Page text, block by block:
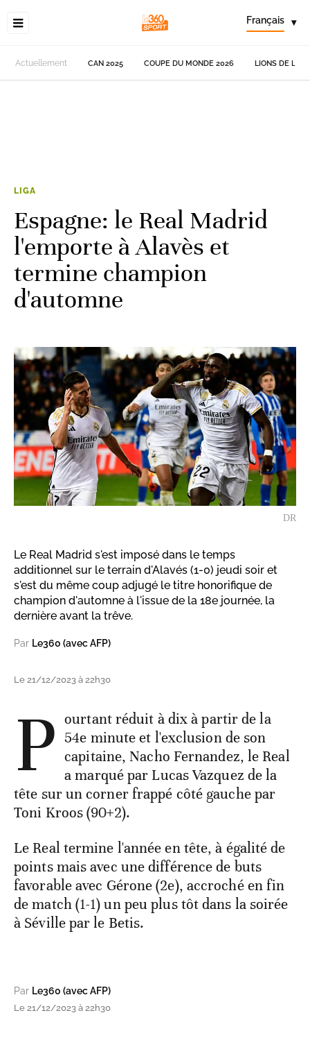
Français ▾
Actuellement CAN 2025 COUPE DU MONDE 2026 LIONS DE
LIGA
Espagne: le Real Madrid
l'emporte à Alavès et
termine champion
d'automne
DR
Le Real Madrid s'est imposé dans le temps
additionnel sur le terrain d'Alavés (1-0) jeudi soir et
s'est du même coup adjugé le titre honorifique de
champion d'automne à l'issue de la 18e journée, la
dernière avant la trêve.
Par Le360 (avec AFP)
Le 21/12/2023 à 22h30
P ourtant réduit à dix à partir de la
54e minute et l'exclusion de son
capitaine, Nacho Fernandez, le Real
a marqué par Lucas Vazquez de la
tête sur un corner frappé côté gauche par
Toni Kroos (90+2).
Le Real termine l'année en tête, à égalité de
points mais avec une différence de buts
favorable avec Gérone (2e), accroché en fin
de match (1-1) un peu plus tôt dans la soirée
à Séville par le Betis.
Par Le360 (avec AFP)
Le 21/12/2023 à 22h30